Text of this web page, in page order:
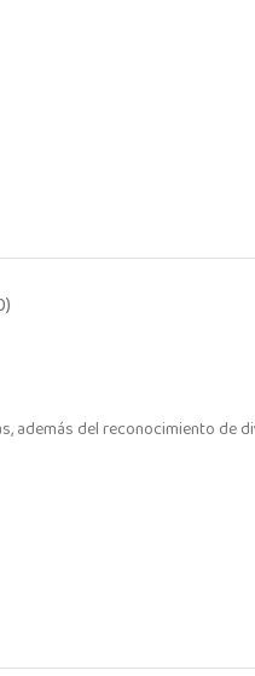
además del reconocimiento de